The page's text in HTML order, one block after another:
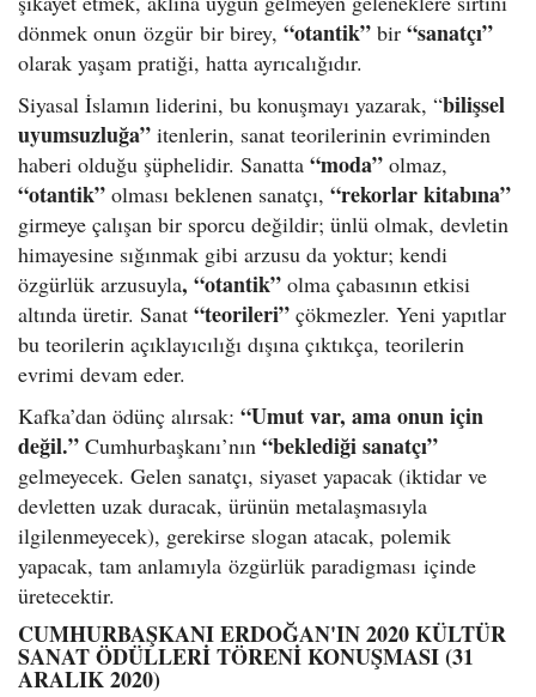
dönmek onun özgür bir birey, “otantik” bir “sanatçı”
olarak yaşam pratiği, hatta ayrıcalığıdır.
Siyasal İslamın liderini, bu konuşmayı yazarak, “bilişsel
uyumsuzluğa” itenlerin, sanat teorilerinin evriminden
haberi olduğu şüphelidir. Sanatta “moda” olmaz,
“otantik” olması beklenen sanatçı, “rekorlar kitabına”
girmeye çalışan bir sporcu değildir; ünlü olmak, devletin
himayesine sığınmak gibi arzusu da yoktur; kendi
özgürlük arzusuyla, “otantik” olma çabasının etkisi
altında üretir. Sanat “teorileri” çökmezler. Yeni yapıtlar
bu teorilerin açıklayıcılığı dışına çıktıkça, teorilerin
evrimi devam eder.
Kafka’dan ödünç alırsak: “Umut var, ama onun için
değil.” Cumhurbaşkanı’nın “beklediği sanatçı”
gelmeyecek. Gelen sanatçı, siyaset yapacak (iktidar ve
devletten uzak duracak, ürünün metalaşmasıyla
ilgilenmeyecek), gerekirse slogan atacak, polemik
yapacak, tam anlamıyla özgürlük paradigması içinde
üretecektir.
CUMHURBAŞKANI ERDOĞAN'IN 2020 KÜLTÜR
SANAT ÖDÜLLERİ TÖRENİ KONUŞMASI (31
ARALIK 2020)